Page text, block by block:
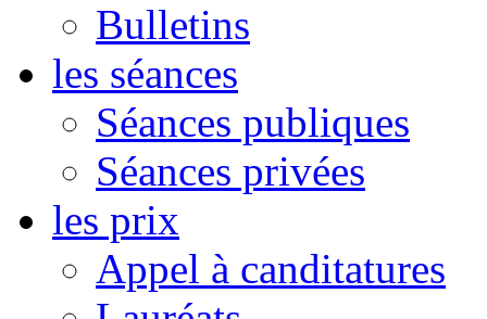
Bulletins
les séances
Séances publiques
Séances privées
les prix
Appel à canditatures